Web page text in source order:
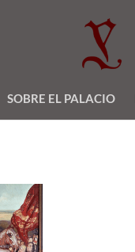
SOBRE EL PALACIO